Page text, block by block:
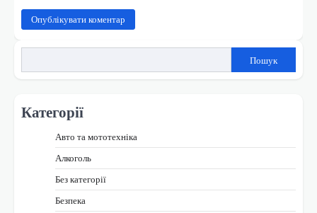
Пошук
Категорії
Авто та мототехніка
Алкоголь
Без категорії
Безпека